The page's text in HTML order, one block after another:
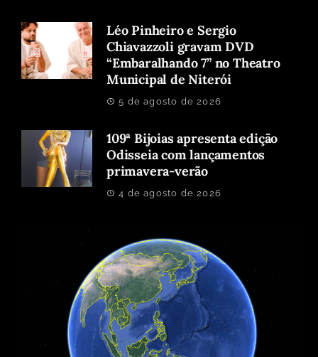
Léo Pinheiro e Sergio
Chiavazzoli gravam DVD
“Embaralhando 7” no Theatro
Municipal de Niterói
5 de agosto de 2026
109ª Bijoias apresenta edição
Odisseia com lançamentos
primavera-verão
4 de agosto de 2026